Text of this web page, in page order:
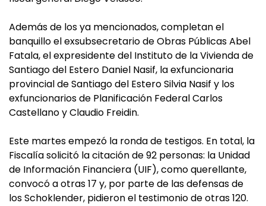
Además de los ya mencionados, completan el
banquillo el exsubsecretario de Obras Públicas Abel
Fatala, el expresidente del Instituto de la Vivienda de
Santiago del Estero Daniel Nasif, la exfuncionaria
provincial de Santiago del Estero Silvia Nasif y los
exfuncionarios de Planificación Federal Carlos
Castellano y Claudio Freidin.
Este martes empezó la ronda de testigos. En total, la
Fiscalía solicitó la citación de 92 personas: la Unidad
de Información Financiera (UIF), como querellante,
convocó a otras 17 y, por parte de las defensas de
los Schoklender, pidieron el testimonio de otras 120.